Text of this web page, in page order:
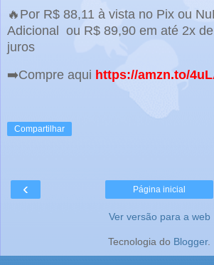
🔥Por R$ 88,11 à vista no Pix ou
Adicional ou R$ 89,90 em até 2x
juros
➡️Compre aqui https://amzn.to/
Compartilhar
‹ Página inicial
Ver versão para a web
Tecnologia do Blogger.